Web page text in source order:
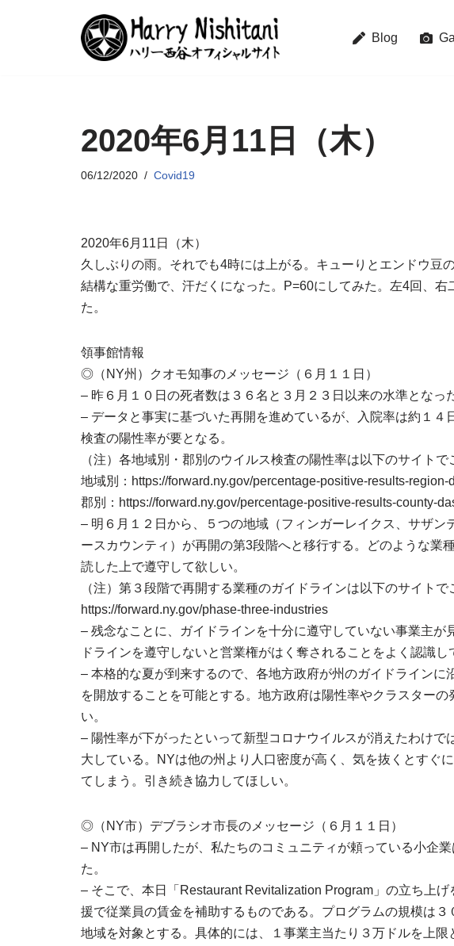
Blog
2020年6月11日（木）
06/12/2020 Covid19
2020年6月11日（木）
久しぶりの雨。それでも4時には上がる。キューりとエンドウ豆
結構な重労働で、汗だくになった。P=60にしてみた。左4回、
た。
領事館情報
◎（NY州）クオモ知事のメッセージ（６月１１日）
– 昨６月１０日の死者数は３６名と３月２３日以来の水準となっ
– データと事実に基づいた再開を進めているが、入院率は約１４
検査の陽性率が要となる。
（注）各地域別・郡別のウイルス検査の陽性率は以下のサイトで
地域別：https://forward.ny.gov/percentage-positive-results-region-
郡別：https://forward.ny.gov/percentage-positive-results-county-
– 明６月１２日から、５つの地域（フィンガーレイクス、サザン
ースカウンティ）が再開の第3段階へと移行する。どのような業
読した上で遵守して欲しい。
（注）第３段階で再開する業種のガイドラインは以下のサイトで
https://forward.ny.gov/phase-three-industries
– 残念なことに、ガイドラインを十分に遵守していない事業主が
ドラインを遵守しないと営業権がはく奪されることをよく認識し
– 本格的な夏が到来するので、各地方政府が州のガイドラインに
を開放することを可能とする。地方政府は陽性率やクラスター
い。
– 陽性率が下がったといって新型コロナウイルスが消えたわけ
大している。NYは他の州より人口密度が高く、気を抜くとすぐ
てしまう。引き続き協力してほしい。
◎（NY市）デブラシオ市長のメッセージ（６月１１日）
– NY市は再開したが、私たちのコミュニティが頼っている小企
た。
– そこで、本日「Restaurant Revitalization Program」の立ち上
援で従業員の賃金を補助するものである。プログラムの規模は
地域を対象とする。具体的には、１事業主当たり３万ドルを上